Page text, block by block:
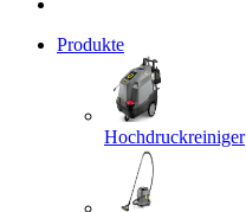
Produkte
Hochdruckreiniger